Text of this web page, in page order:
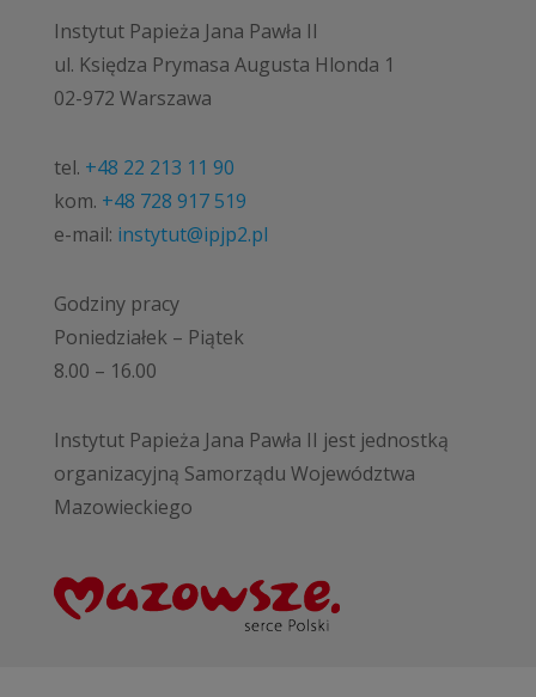
Instytut Papieża Jana Pawła II
ul. Księdza Prymasa Augusta Hlonda 1
02-972 Warszawa
tel. +48 22 213 11 90
kom. +48 728 917 519
e-mail: instytut@ipjp2.pl
Godziny pracy
Poniedziałek – Piątek
8.00 – 16.00
Instytut Papieża Jana Pawła II jest jednostką
organizacyjną Samorządu Województwa
Mazowieckiego